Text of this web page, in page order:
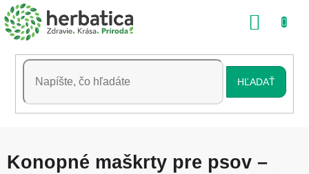
Prejsť
na
obsah
HĽADAŤ
Konopné maškrty pre psov –